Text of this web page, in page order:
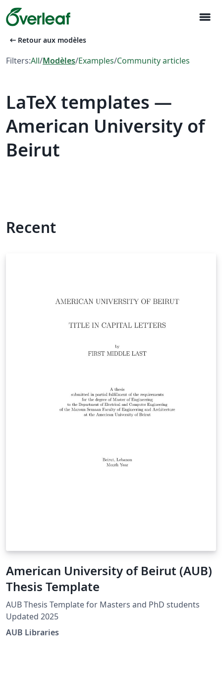
menu
arrow_left_alt Retour aux modèles
Filters:All/Modèles/Examples/Community articles
LaTeX templates —
American University of
Beirut
Recent
American University of Beirut (AUB)
Thesis Template
AUB Thesis Template for Masters and PhD students
Updated 2025
AUB Libraries